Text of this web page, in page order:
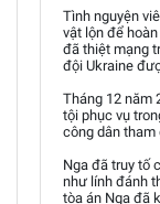
Tình nguyện
vật lộn để
đã thiệt mạng
đội Ukraine
Tháng 12 năm
tội phục vụ
công dân tham
Nga đã truy tố
như lính đánh
tòa án Nga đã